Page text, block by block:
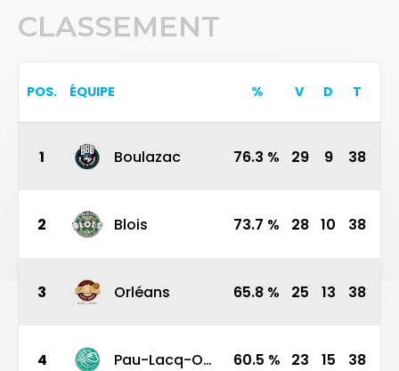
CLASSEMENT
POS. ÉQUIPE % V D T
1 Boulazac 76.3 % 29 9 38
2 Blois 73.7 % 28 10 38
3 Orléans 65.8 % 25 13 38
4 Pau-Lacq-Orthez 60.5 % 23 15 38